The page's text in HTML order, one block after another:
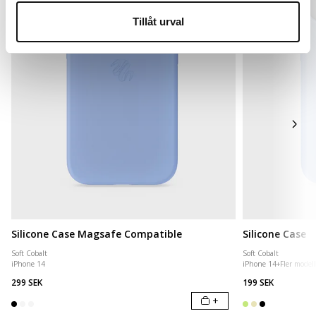
Tillåt urval
Silicone Case Magsafe Compatible
Soft Cobalt
iPhone 14
299 SEK
+
Silicone Case
Soft Cobalt
iPhone 14+Fler
199 SEK